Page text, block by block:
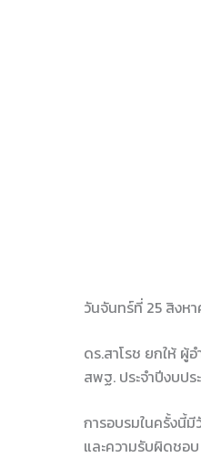
วันจันทร์ที่ 25 สิงห
ดร.สาโรช ยกให้ ผู้
สพฐ. ประจำปีงบป
การอบรมในครั้งนี้
และความรับผิดชอ